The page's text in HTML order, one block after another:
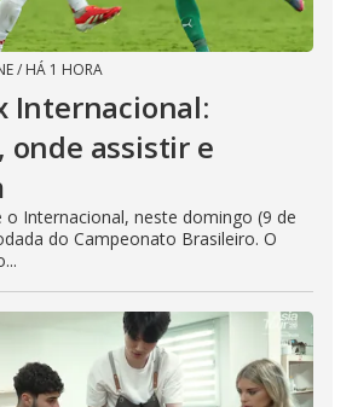
/ HÁ 1 HORA
Internacional:
onde assistir e
o Internacional, neste domingo (9 de
do Campeonato Brasileiro. O